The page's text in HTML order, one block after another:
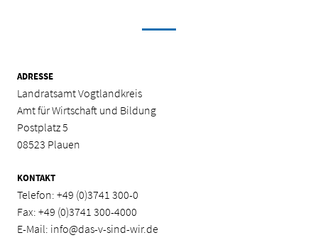
ADRESSE
Landratsamt Vogtlandkreis
Amt für Wirtschaft und Bildung
Postplatz 5
08523 Plauen
KONTAKT
Telefon: +49 (0)3741 300-0
Fax: +49 (0)3741 300-4000
E-Mail: info@das-v-sind-wir.de